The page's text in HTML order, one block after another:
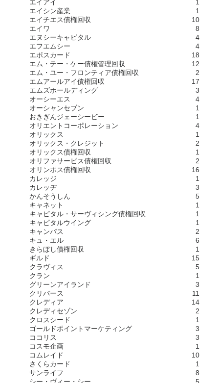
エイアイ
1
エイシン産業
1
エイチエス債権回収
10
エイワ
8
エヌシーキャピタル
4
エフエムシー
4
エポスカード
18
エム・テー・ケー債権管理回収
12
エム・ユー・フロンティア債権回収
2
エムアールアイ債権回収
17
エムズホールディング
3
オーシーエス
4
オーシャンセブン
1
おきぎんジェーシービー
1
オリエントコーポレーション
4
オリックス
1
オリックス・クレジット
2
オリックス債権回収
1
オリファサービス債権回収
2
オリンポス債権回収
16
カレッジ
1
カレッヂ
3
かんそうしん
5
キャネット
1
キャピタル・サーヴィシング債権回収
1
キャピタルウイング
1
キャンパス
2
キュ・エル
6
きらぼし債権回収
1
ギルド
15
クラヴィス
5
クラン
1
グリーンアイランド
3
クリバース
11
クレディア
14
クレディセゾン
2
クロスシード
1
ゴールドポイントマーケティング
3
ココリス
3
コスモ企画
1
コムレイド
10
さくらカード
1
サンライフ
8